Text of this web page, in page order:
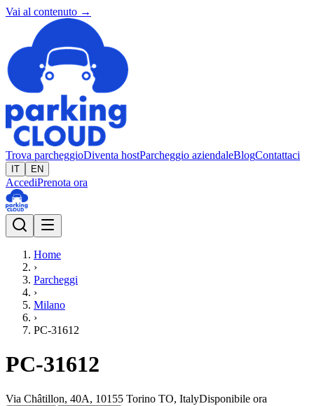
Vai al contenuto →
Trova parcheggioDiventa hostParcheggio aziendaleBlogContattaci
IT EN
AccediPrenota ora
Home
›
Parcheggi
›
Milano
›
PC-31612
PC-31612
Via Châtillon, 40A, 10155 Torino TO, ItalyDisponibile ora